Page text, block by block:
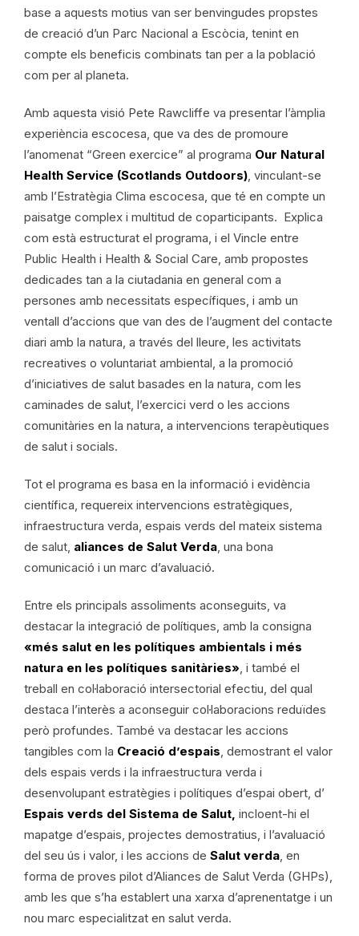
base a aquests motius van ser benvingudes propstes
de creació d’un Parc Nacional a Escòcia, tenint en
compte els beneficis combinats tan per a la població
com per al planeta.
Amb aquesta visió Pete Rawcliffe va presentar l’àmplia
experiència escocesa, que va des de promoure
l’anomenat “Green exercice” al programa Our Natural
Health Service (Scotlands Outdoors), vinculant-se
amb l’Estratègia Clima escocesa, que té en compte un
paisatge complex i multitud de coparticipants. Explica
com està estructurat el programa, i el Vincle entre
Public Health i Health & Social Care, amb propostes
dedicades tan a la ciutadania en general com a
persones amb necessitats específiques, i amb un
ventall d’accions que van des de l’augment del contacte
diari amb la natura, a través del lleure, les activitats
recreatives o voluntariat ambiental, a la promoció
d’iniciatives de salut basades en la natura, com les
caminades de salut, l’exercici verd o les accions
comunitàries en la natura, a intervencions terapèutiques
de salut i socials.
Tot el programa es basa en la informació i evidència
científica, requereix intervencions estratègiques,
infraestructura verda, espais verds del mateix sistema
de salut, aliances de Salut Verda, una bona
comunicació i un marc d’avaluació.
Entre els principals assoliments aconseguits, va
destacar la integració de polítiques, amb la consigna
«més salut en les polítiques ambientals i més
natura en les polítiques sanitàries», i també el
treball en col·laboració intersectorial efectiu, del qual
destaca l’interès a aconseguir col·laboracions reduïdes
però profundes. També va destacar les accions
tangibles com la Creació d’espais, demostrant el valor
dels espais verds i la infraestructura verda i
desenvolupant estratègies i polítiques d’espai obert, d’
Espais verds del Sistema de Salut, incloent-hi el
mapatge d’espais, projectes demostratius, i l’avaluació
del seu ús i valor, i les accions de Salut verda, en
forma de proves pilot d’Aliances de Salut Verda (GHPs),
amb les que s’ha establert una xarxa d’aprenentatge i un
nou marc especialitzat en salut verda.